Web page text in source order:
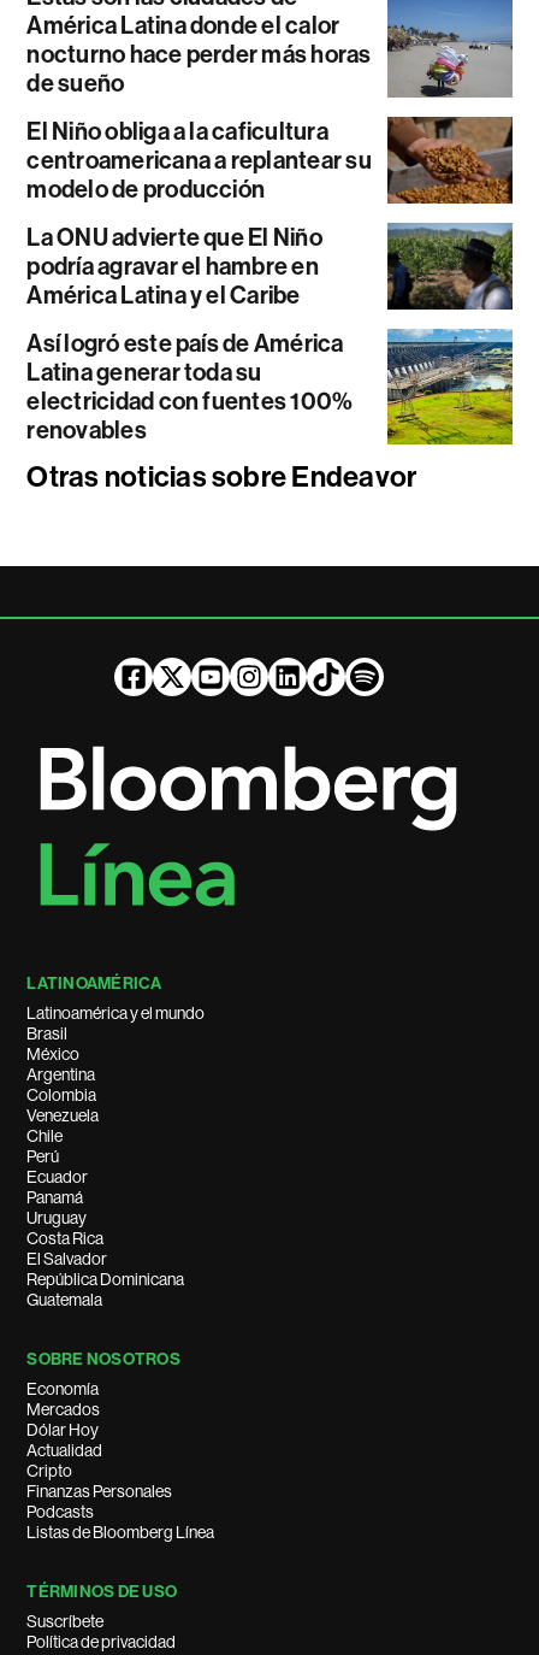
América Latina donde el calor
nocturno hace perder más horas
de sueño
El Niño obliga a la caficultura
centroamericana a replantear su
modelo de producción
La ONU advierte que El Niño
podría agravar el hambre en
América Latina y el Caribe
Así logró este país de América
Latina generar toda su
electricidad con fuentes 100%
renovables
Otras noticias sobre Endeavor
LATINOAMÉRICA
Latinoamérica y el mundo
Brasil
México
Argentina
Colombia
Venezuela
Chile
Perú
Ecuador
Panamá
Uruguay
Costa Rica
El Salvador
República Dominicana
Guatemala
SOBRE NOSOTROS
Economía
Mercados
Dólar Hoy
Actualidad
Cripto
Finanzas Personales
Podcasts
Listas de Bloomberg Línea
TÉRMINOS DE USO
Suscríbete
Política de privacidad